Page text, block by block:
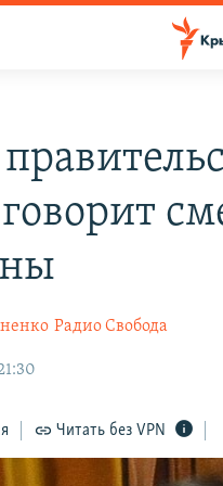
Радио Свобода
Читать без VPN